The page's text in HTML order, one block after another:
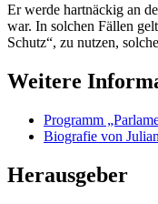
Er werde hartnäckig an
war. In solchen Fällen
Schutz“, zu nutzen,
Weitere
Programm
Biografie von
Herausgeber